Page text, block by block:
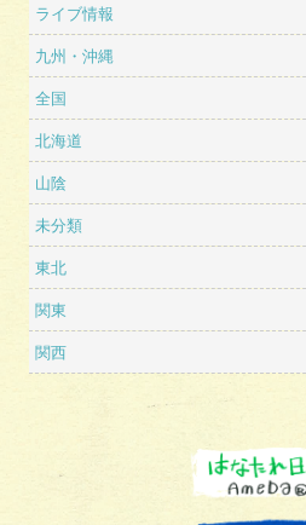
ライブ情報
九州・沖縄
全国
北海道
山陰
未分類
東北
関東
関西